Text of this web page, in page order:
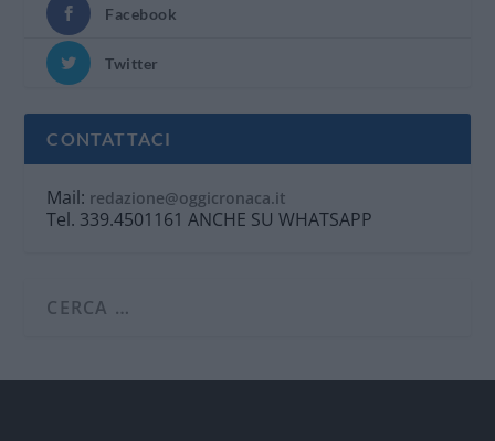
Facebook
Twitter
CONTATTACI
Mail: redazione@oggicronaca.it
Tel. 339.4501161 ANCHE SU WHATSAPP